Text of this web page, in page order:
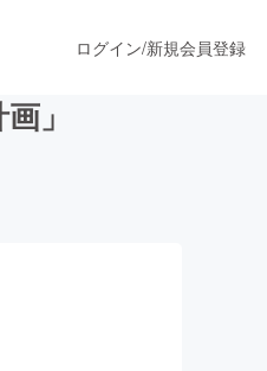
ログイン/新規会員登録
」